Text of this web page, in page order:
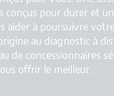
conçus pour durer et
aider à poursuivre
au diagnostic à
de concessionnaires
offrir le meilleur.